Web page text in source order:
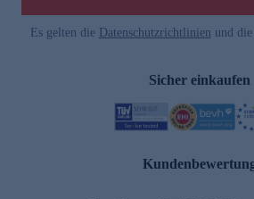
Es gelten die Datenschutzrichtlinien und die
Sicher einkaufen